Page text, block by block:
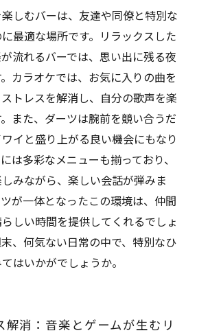
ツがもたらす忘れられない体験
高の時間：カラオケとダーツが
魅力
しむバーは、友達や同僚と特別な
最適な場所です。リラックスした
流れるバーでは、思い出に残る夜
カラオケでは、お気に入りの曲を
トレスを解消し、自分の歌声を楽
また、ダーツは腕前を競い合うだ
イと盛り上がる良い機会にもなり
は多彩なメニューも揃っており、
みながら、楽しい会話が弾みま
が一体となったこの環境は、仲間
しい時間を提供してくれるでしょ
、何気ない日常の中で、特別なひ
はいかがでしょうか。
解消：音楽とゲームが生むリ